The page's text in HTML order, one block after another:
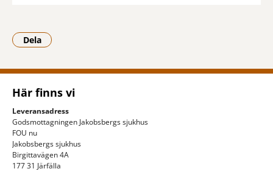
Dela
- Klicka för att öppna delningsalternativ.
Här finns vi
Leveransadress
Godsmottagningen Jakobsbergs sjukhus
FOU nu
Jakobsbergs sjukhus
Birgittavägen 4A
177 31 Järfälla